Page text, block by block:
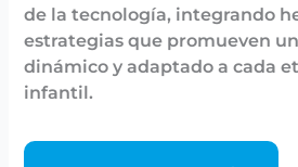
de la tecnología, integrando
estrategias que promueven
dinámico y adaptado a cada
infantil.